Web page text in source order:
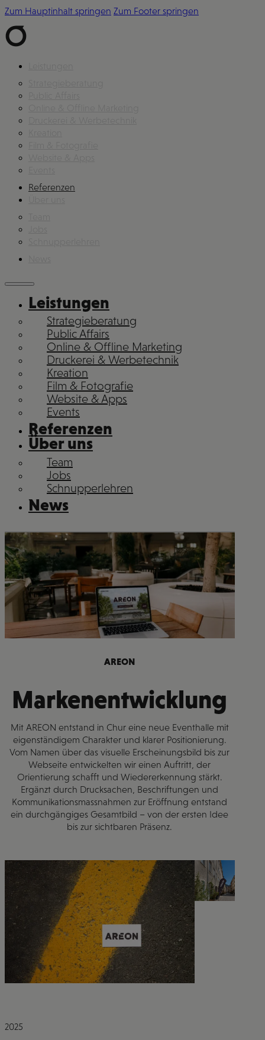
Zum Hauptinhalt springen Zum Footer springen
Referenzen
Leistungen
Strategieberatung
Public Affairs
Online & Offline Marketing
Druckerei & Werbetechnik
Kreation
Film & Fotografie
Website & Apps
Events
Referenzen
Über uns
Team
Jobs
Schnupperlehren
News
AREON
Markenentwicklung
Mit AREON entstand in Chur eine neue Eventhalle mit
eigenständigem Charakter und klarer Positionierung.
Vom Namen über das visuelle Erscheinungsbild bis zur
Webseite entwickelten wir einen Auftritt, der
Orientierung schafft und Wiedererkennung stärkt.
Ergänzt durch Drucksachen, Beschriftungen und
Kommunikationsmassnahmen zur Eröffnung entstand
ein durchgängiges Gesamtbild – von der ersten Idee
bis zur sichtbaren Präsenz.
2025